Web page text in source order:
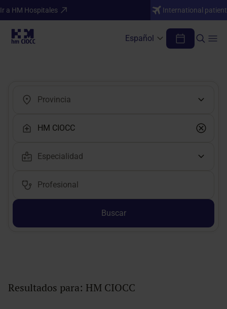
Ir a HM Hospitales International patient
Español
Encuentra tu médico o profesional
Buscar
Resultados para: HM CIOCC